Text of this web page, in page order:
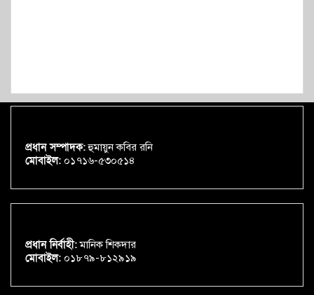
প্রধান সম্পাদক:হুমায়ুন কবির রনি
মোবাইল: ০১৭১৬-৫৩০৫১৪
প্রধান নির্বাহী:মানিক শিকদার
মোবাইল: ০১৮৭৯-৮১২৯১৯